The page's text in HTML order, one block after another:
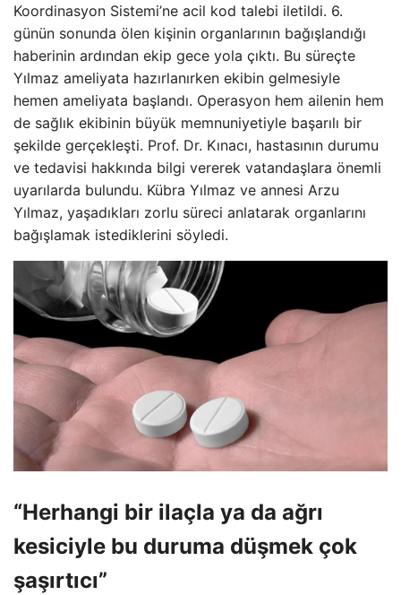
Koordinasyon Sistemi’ne acil kod talebi iletildi. 6.
günün sonunda ölen kişinin organlarının bağışlandığı
haberinin ardından ekip gece yola çıktı. Bu süreçte
Yılmaz ameliyata hazırlanırken ekibin gelmesiyle
hemen ameliyata başlandı. Operasyon hem ailenin hem
de sağlık ekibinin büyük memnuniyetiyle başarılı bir
şekilde gerçekleşti. Prof. Dr. Kınacı, hastasının durumu
ve tedavisi hakkında bilgi vererek vatandaşlara önemli
uyarılarda bulundu. Kübra Yılmaz ve annesi Arzu
Yılmaz, yaşadıkları zorlu süreci anlatarak organlarını
bağışlamak istediklerini söyledi.
“Herhangi bir ilaçla ya da ağrı
kesiciyle bu duruma düşmek çok
şaşırtıcı”